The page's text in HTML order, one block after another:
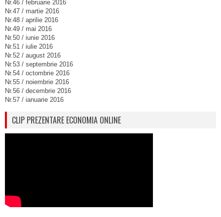
Nr.46 / februarie 2016
Nr.47 / martie 2016
Nr.48 / aprilie 2016
Nr.49 / mai 2016
Nr.50 / iunie 2016
Nr.51 / iulie 2016
Nr.52 / august 2016
Nr.53 / septembrie 2016
Nr.54 / octombrie 2016
Nr.55 / noiembrie 2016
Nr.56 / decembrie 2016
Nr.57 / ianuarie 2016
CLIP PREZENTARE ECONOMIA ONLINE